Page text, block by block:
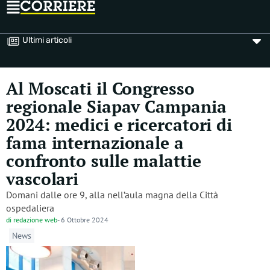
Ultimi articoli
Al Moscati il Congresso
regionale Siapav Campania
2024: medici e ricercatori di
fama internazionale a
confronto sulle malattie
vascolari
Domani dalle ore 9, alla nell’aula magna della Città
ospedaliera
di redazione web-6 Ottobre 2024
News